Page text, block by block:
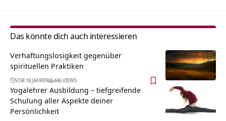
Das könnte dich auch interessieren
Verhaftungslosigkeit gegenüber
spirituellen Praktiken
VOR 18 JAHREN 446 VIEWS
Yogalehrer Ausbildung – tiefgreifende
Schulung aller Aspekte deiner
Persönlichkeit